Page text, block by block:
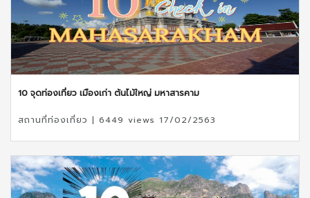
10 จุดท่องเที่ยว เมืองเก่า ต้นไม้ใหญ่ มหาสารคาม
สถานที่ท่องเที่ยว | 6449 views 17/02/2563